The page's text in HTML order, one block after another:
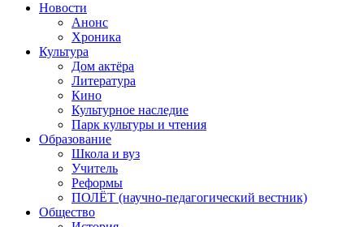
Новости
Анонс
Хроника
Культура
Дом актёра
Литература
Кино
Культурное наследие
Парк культуры и чтения
Образование
Школа и вуз
Учитель
Реформы
ПОЛЁТ (научно-педагогический вестник)
Общество